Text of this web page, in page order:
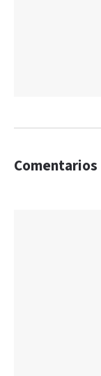
Comentarios